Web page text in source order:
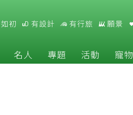
初 有設計 有行旅 願景
名人 專題 活動 寵物